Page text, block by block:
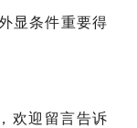
显条件重要得
，欢迎留言告诉